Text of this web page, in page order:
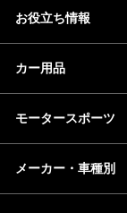
お役立ち情報
カー用品
モータースポーツ
メーカー・車種別